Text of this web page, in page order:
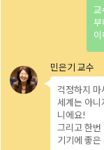
교
부
걱정하지 마
세계는 아니
니에요!
그리고 한번
기기에 좋은